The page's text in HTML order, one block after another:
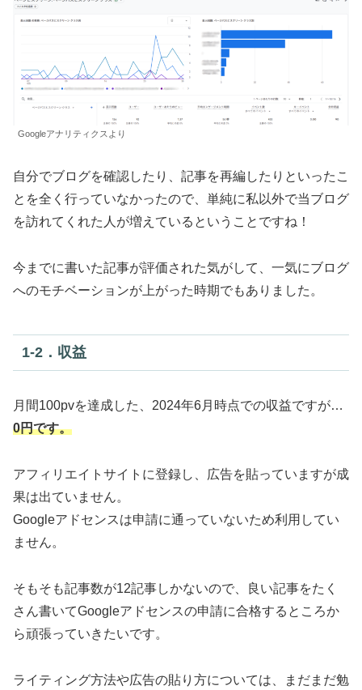
Googleアナリティクスより
自分でブログを確認したり、記事を再編したりといったこ
とを全く行っていなかったので、単純に私以外で当ブログ
を訪れてくれた人が増えているということですね！
今までに書いた記事が評価された気がして、一気にブログ
へのモチベーションが上がった時期でもありました。
1‐2．収益
月間100pvを達成した、2024年6月時点での収益ですが…
0円です。
アフィリエイトサイトに登録し、広告を貼っていますが成
果は出ていません。
Googleアドセンスは申請に通っていないため利用してい
ません。
そもそも記事数が12記事しかないので、良い記事をたく
さん書いてGoogleアドセンスの申請に合格するところか
ら頑張っていきたいです。
ライティング方法や広告の貼り方については、まだまだ勉